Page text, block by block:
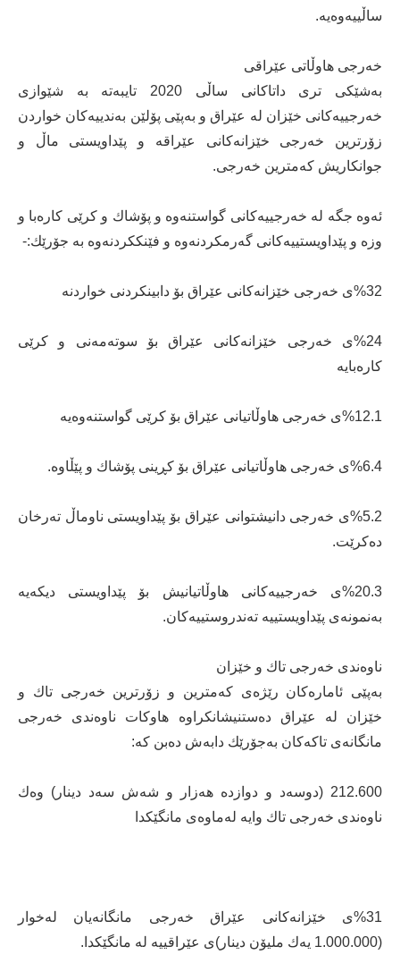
ساڵییەوەیە.
خەرجی هاوڵاتی عێراقی
بەشێكی تری داتاكانی ساڵی 2020 تایبەتە بە شێوازی
خەرجییەكانی خێزان لە عێراق و بەپێی پۆلێن بەندییەكان خواردن
زۆرترین خەرجی خێزانەكانی عێراقە و پێداویستی ماڵ و
جوانكاریش كەمترین خەرجی.
ئەوە جگە لە خەرجییەكانی گواستنەوە و پۆشاك و كرێی كارەبا و
وزە و پێداویستییەكانی گەرمكردنەوە و فێنككردنەوە بە جۆرێك:-
%32ی خەرجی خێزانەكانی عێراق بۆ دابینكردنی خواردنە
%24ی خەرجی خێزانەكانی عێراق بۆ سوتەمەنی و كرێی
كارەبایە
%12.1ی خەرجی هاوڵاتیانی عێراق بۆ كرێی گواستنەوەیە
%6.4ی خەرجی هاوڵاتیانی عێراق بۆ كڕینی پۆشاك و پێڵاوە.
%5.2ی خەرجی دانیشتوانی عێراق بۆ پێداویستی ناوماڵ تەرخان
دەكرێت.
%20.3ی خەرجییەكانی هاوڵاتیانیش بۆ پێداویستی دیكەیە
بەنمونەی پێداویستییە تەندروستییەكان.
ناوەندی خەرجی تاك و خێزان
بەپێی ئامارەكان رێژەی كەمترین و زۆرترین خەرجی تاك و
خێزان لە عێراق دەستنیشانكراوە هاوكات ناوەندی خەرجی
مانگانەی تاكەكان بەجۆرێك دابەش دەبن كە:
212.600 (دوسەد و دوازدە هەزار و شەش سەد دینار) وەك
ناوەندی خەرجی تاك وایە لەماوەی مانگێكدا
%31ی خێزانەكانی عێراق خەرجی مانگانەیان لەخوار
(1.000.000 یەك ملیۆن دینار)ی عێراقییە لە مانگێكدا.